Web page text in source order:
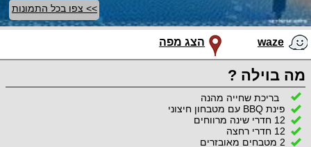
>> צפו בכל התמונות
waze הצג מפה
מה בוילה ?
בריכת שחייה מהנה
פינת BBQ עם מטבחון חיצוני
12 חדרי שינה מרווחים
12 חדרי רחצה
2 מטבחים מאובזרים